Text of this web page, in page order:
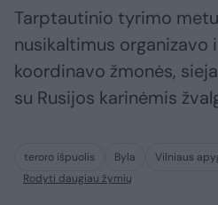
Tarptautinio tyrimo
nusikaltimus organizavo
koordinavo žmonės,
su Rusijos karinėmis
teroro išpuolis Byla
Vilniaus
Rodyti daugiau žymių